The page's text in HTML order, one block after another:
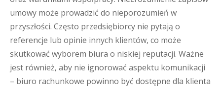
umowy może prowadzić do nieporozumień w
przyszłości. Często przedsiębiorcy nie pytają o
referencje lub opinie innych klientów, co może
skutkować wyborem biura o niskiej reputacji. Ważne
jest również, aby nie ignorować aspektu komunikacji
– biuro rachunkowe powinno być dostępne dla klienta